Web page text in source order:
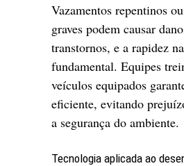
Vazamentos repentinos
graves podem causar
transtornos, e a rapidez
fundamental. Equipes
veículos equipados
eficiente, evitando
a segurança do ambiente.
Tecnologia aplicada ao